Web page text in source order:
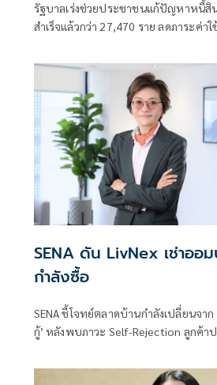
รัฐบาลเร่งช่วยประชาชนแก้ปัญหาหนี้สิ
สำเร็จแล้วกว่า 27,470 ราย ลดภาระค่า
SENA ดัน LivNex เช่าออ
กำลังซื้อ
SENA ชี้โจทย์ตลาดบ้านกำลังเปลี่ยนจาก
กู้’ หลังพบภาวะ Self-Rejection ลูกค้า
บ้าน กระตุ้นซื้อ